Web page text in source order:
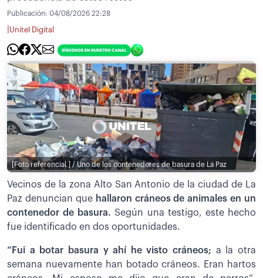
Publicación: 04/08/2026 22:28
Unitel Digital
[Foto referencial ] / Uno de los contenedores de basura de La Paz
Vecinos de la zona Alto San Antonio de la ciudad de La
Paz denuncian quehallaron cráneos de animales en un
contenedor de basura. Según una testigo, este hecho
fue identificado en dos oportunidades.
“Fui a botar basura y ahí he visto cráneos; a la otra
semana nuevamente han botado cráneos. Eran hartos